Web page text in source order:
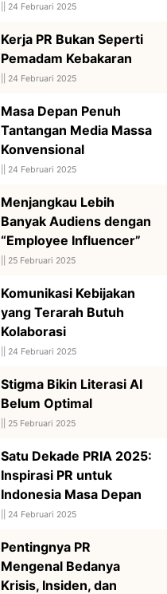
24 Februari 2025
Kerja PR Bukan Seperti
Pemadam Kebakaran
24 Februari 2025
Masa Depan Penuh
Tantangan Media Massa
Konvensional
24 Februari 2025
Menjangkau Lebih
Banyak Audiens dengan
“Employee Influencer”
25 Februari 2025
Komunikasi Kebijakan
yang Terarah Butuh
Kolaborasi
24 Februari 2025
Stigma Bikin Literasi AI
Belum Optimal
25 Februari 2025
Satu Dekade PRIA 2025:
Inspirasi PR untuk
Indonesia Masa Depan
24 Februari 2025
Pentingnya PR
Mengenal Bedanya
Krisis, Insiden, dan